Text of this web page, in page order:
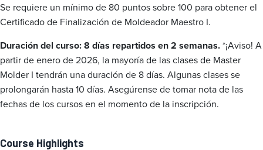
Se requiere un mínimo de 80 puntos sobre 100 para obtener el
Certificado de Finalización de Moldeador Maestro I.
Duración del curso: 8 días repartidos en 2 semanas.*¡Aviso! A
partir de enero de 2026, la mayoría de las clases de Master
Molder I tendrán una duración de 8 días. Algunas clases se
prolongarán hasta 10 días. Asegúrense de tomar nota de las
fechas de los cursos en el momento de la inscripción.
Course Highlights